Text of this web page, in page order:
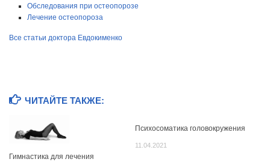
Обследования при остеопорозе
Лечение остеопороза
Все статьи доктора Евдокименко
ЧИТАЙТЕ ТАКЖЕ:
Гимнастика для лечения
Психосоматика головокружения
11.04.2021